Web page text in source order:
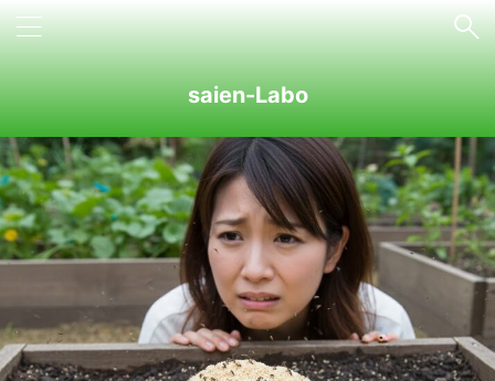
saien-Labo